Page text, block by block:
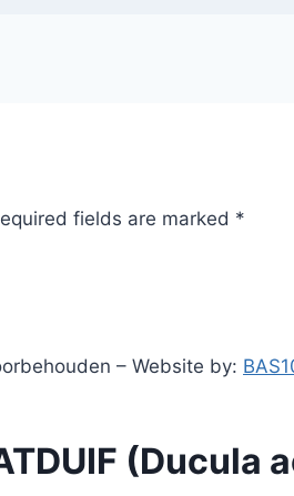
fields are marked *
– Website by:
(Ducula